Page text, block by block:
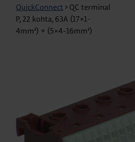
QuickConnect > QC terminal
P, 22 kohta, 63A (17×1-
4mm²) + (5×4-16mm²)